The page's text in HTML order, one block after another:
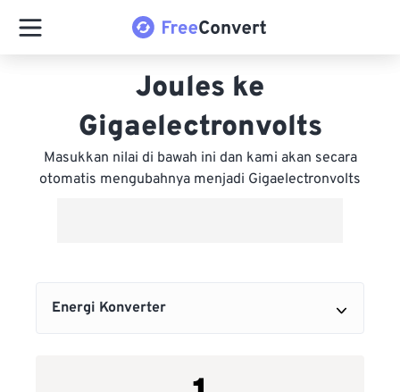
Joules ke
Gigaelectronvolts
Masukkan nilai di bawah ini dan kami akan secara
otomatis mengubahnya menjadi Gigaelectronvolts